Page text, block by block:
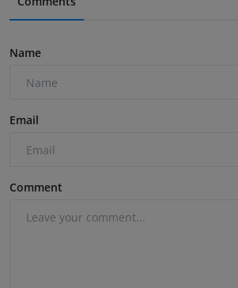
Name
Email
Comment